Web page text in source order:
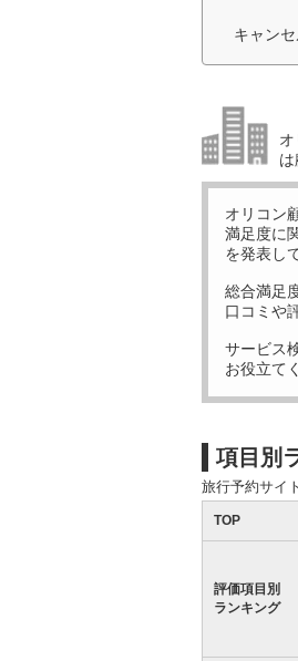
キャン
は
オリコン
満足度に
を発表し
総合満足
口コミや
サービス
お役立て
項目別
旅行予約サイ
TOP
評価項目別
ランキング